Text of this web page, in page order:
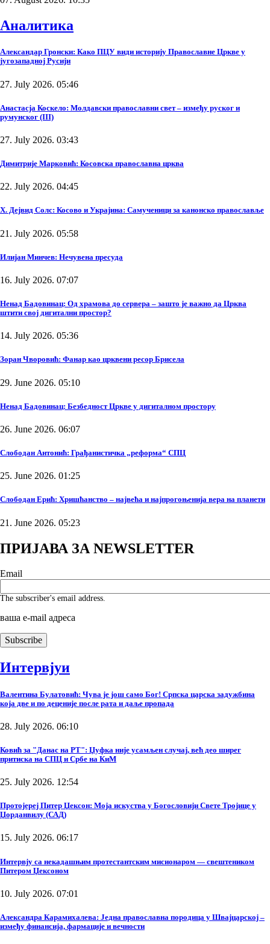
Аналитика
Александар Гронски: Како ПЦУ види историју Православне Цркве у
југозападној Русији
27. July 2026. 05:46
Анастасја Коскело: Молдавски православни свет – између руског и
румунског (III)
27. July 2026. 03:43
Димитрије Марковић: Косовска православна црква
22. July 2026. 04:45
Х. Дејвид Солс: Косово и Украјина: Самученици за канонско православље
21. July 2026. 05:58
Илијан Минчев: Нечувена пресуда
16. July 2026. 07:07
Ненад Бадовинац: Од храмова до сервера – зашто је важно да Црква
штити свој дигитални простор?
14. July 2026. 05:36
Зоран Чворовић: Фанар као црквени ресор Брисела
29. June 2026. 05:10
Ненад Бадовинац: Безбедност Цркве у дигиталном простору
26. June 2026. 06:07
Слободан Антонић: Грађанистичка „реформа“ СПЦ
25. June 2026. 01:25
Слободан Ерић: Хришћанство – највећа и најпрогоњенија вера на планети
21. June 2026. 05:23
ПРИЈАВА ЗА NEWSLETTER
Email
The subscriber's email address.
ваша е-mail адреса
Интервјуи
Валентина Булатовић: Чува је још само Бог! Српска царска задужбина
која две и по деценије после рата и даље пропада
28. July 2026. 06:10
Ковић за "Данас на РТ": Џуфка није усамљен случај, већ део ширег
притиска на СПЦ и Србе на КиМ
25. July 2026. 12:54
Протојереј Питер Џексон: Моја искуства у Богословији Свете Тројице у
Џорданвилу (САД)
15. July 2026. 06:17
Интервју са некадашњим протестантским мисионаром — свештеником
Питером Џексоном
10. July 2026. 07:01
Александра Карамихалева: Једна православна породица у Швајцарској –
између финансија, фармације и вечности